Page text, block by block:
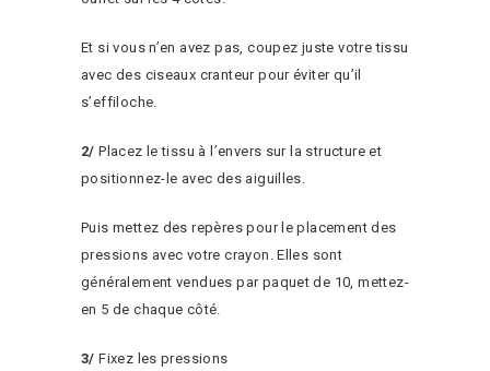
Et si vous n’en avez pas, coupez juste votre tissu
avec des ciseaux cranteur pour éviter qu’il
s’effiloche.
2/ Placez le tissu à l’envers sur la structure et
positionnez-le avec des aiguilles.
Puis mettez des repères pour le placement des
pressions avec votre crayon. Elles sont
généralement vendues par paquet de 10, mettez-
en 5 de chaque côté.
3/ Fixez les pressions